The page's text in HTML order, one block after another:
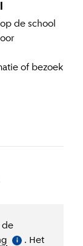
de school
of bezoek
de
Meer informatie
i
. Het